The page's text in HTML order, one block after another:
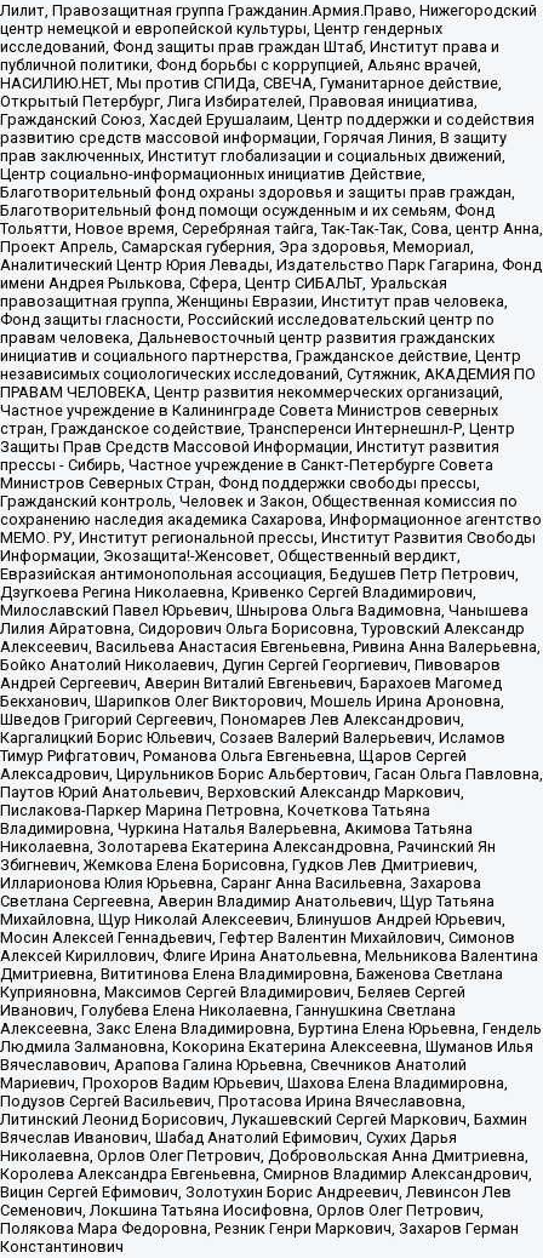
Лилит, Правозащитная группа Гражданин.Армия.Право, Нижегородский
центр немецкой и европейской культуры, Центр гендерных
исследований, Фонд защиты прав граждан Штаб, Институт права и
публичной политики, Фонд борьбы с коррупцией, Альянс врачей,
НАСИЛИЮ.НЕТ, Мы против СПИДа, СВЕЧА, Гуманитарное действие,
Открытый Петербург, Лига Избирателей, Правовая инициатива,
Гражданский Союз, Хасдей Ерушалаим, Центр поддержки и содействия
развитию средств массовой информации, Горячая Линия, В защиту
прав заключенных, Институт глобализации и социальных движений,
Центр социально-информационных инициатив Действие,
Благотворительный фонд охраны здоровья и защиты прав граждан,
Благотворительный фонд помощи осужденным и их семьям, Фонд
Тольятти, Новое время, Серебряная тайга, Так-Так-Так, Сова, центр Анна,
Проект Апрель, Самарская губерния, Эра здоровья, Мемориал,
Аналитический Центр Юрия Левады, Издательство Парк Гагарина, Фонд
имени Андрея Рылькова, Сфера, Центр СИБАЛЬТ, Уральская
правозащитная группа, Женщины Евразии, Институт прав человека,
Фонд защиты гласности, Российский исследовательский центр по
правам человека, Дальневосточный центр развития гражданских
инициатив и социального партнерства, Гражданское действие, Центр
независимых социологических исследований, Сутяжник, АКАДЕМИЯ ПО
ПРАВАМ ЧЕЛОВЕКА, Центр развития некоммерческих организаций,
Частное учреждение в Калининграде Совета Министров северных
стран, Гражданское содействие, Трансперенси Интернешнл-Р, Центр
Защиты Прав Средств Массовой Информации, Институт развития
прессы - Сибирь, Частное учреждение в Санкт-Петербурге Совета
Министров Северных Стран, Фонд поддержки свободы прессы,
Гражданский контроль, Человек и Закон, Общественная комиссия по
сохранению наследия академика Сахарова, Информационное агентство
МЕМО. РУ, Институт региональной прессы, Институт Развития Свободы
Информации, Экозащита!-Женсовет, Общественный вердикт,
Евразийская антимонопольная ассоциация, Бедушев Петр Петрович,
Дзугкоева Регина Николаевна, Кривенко Сергей Владимирович,
Милославский Павел Юрьевич, Шнырова Ольга Вадимовна, Чанышева
Лилия Айратовна, Сидорович Ольга Борисовна, Туровский Александр
Алексеевич, Васильева Анастасия Евгеньевна, Ривина Анна Валерьевна,
Бойко Анатолий Николаевич, Дугин Сергей Георгиевич, Пивоваров
Андрей Сергеевич, Аверин Виталий Евгеньевич, Барахоев Магомед
Бекханович, Шарипков Олег Викторович, Мошель Ирина Ароновна,
Шведов Григорий Сергеевич, Пономарев Лев Александрович,
Каргалицкий Борис Юльевич, Созаев Валерий Валерьевич, Исламов
Тимур Рифгатович, Романова Ольга Евгеньевна, Щаров Сергей
Алексадрович, Цирульников Борис Альбертович, Гасан Ольга Павловна,
Паутов Юрий Анатольевич, Верховский Александр Маркович,
Пислакова-Паркер Марина Петровна, Кочеткова Татьяна
Владимировна, Чуркина Наталья Валерьевна, Акимова Татьяна
Николаевна, Золотарева Екатерина Александровна, Рачинский Ян
Збигневич, Жемкова Елена Борисовна, Гудков Лев Дмитриевич,
Илларионова Юлия Юрьевна, Саранг Анна Васильевна, Захарова
Светлана Сергеевна, Аверин Владимир Анатольевич, Щур Татьяна
Михайловна, Щур Николай Алексеевич, Блинушов Андрей Юрьевич,
Мосин Алексей Геннадьевич, Гефтер Валентин Михайлович, Симонов
Алексей Кириллович, Флиге Ирина Анатольевна, Мельникова Валентина
Дмитриевна, Вититинова Елена Владимировна, Баженова Светлана
Куприяновна, Максимов Сергей Владимирович, Беляев Сергей
Иванович, Голубева Елена Николаевна, Ганнушкина Светлана
Алексеевна, Закс Елена Владимировна, Буртина Елена Юрьевна, Гендель
Людмила Залмановна, Кокорина Екатерина Алексеевна, Шуманов Илья
Вячеславович, Арапова Галина Юрьевна, Свечников Анатолий
Мариевич, Прохоров Вадим Юрьевич, Шахова Елена Владимировна,
Подузов Сергей Васильевич, Протасова Ирина Вячеславовна,
Литинский Леонид Борисович, Лукашевский Сергей Маркович, Бахмин
Вячеслав Иванович, Шабад Анатолий Ефимович, Сухих Дарья
Николаевна, Орлов Олег Петрович, Добровольская Анна Дмитриевна,
Королева Александра Евгеньевна, Смирнов Владимир Александрович,
Вицин Сергей Ефимович, Золотухин Борис Андреевич, Левинсон Лев
Семенович, Локшина Татьяна Иосифовна, Орлов Олег Петрович,
Полякова Мара Федоровна, Резник Генри Маркович, Захаров Герман
Константинович